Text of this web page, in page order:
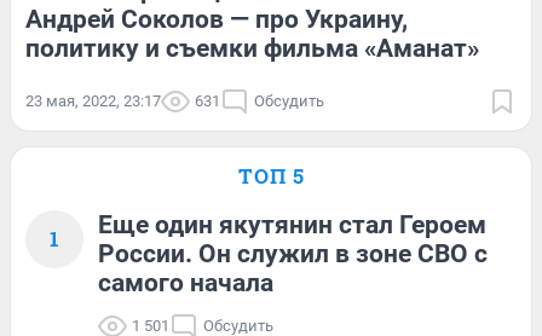
Андрей Соколов — про Украину,
политику и съемки фильма «Аманат»
23 мая, 2022, 23:17 631 Обсудить
ТОП 5
1
Еще один якутянин стал Героем
России. Он служил в зоне СВО с
самого начала
1 501 Обсудить